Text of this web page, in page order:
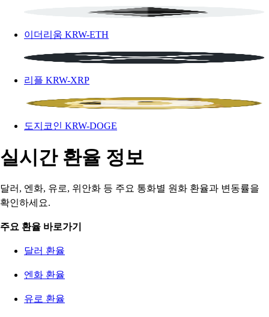
이더리움 KRW-ETH
리플 KRW-XRP
도지코인 KRW-DOGE
실시간 환율 정보
달러, 엔화, 유로, 위안화 등 주요 통화별 원화 환율과 변동률을
확인하세요.
주요 환율 바로가기
달러 환율
엔화 환율
유로 환율